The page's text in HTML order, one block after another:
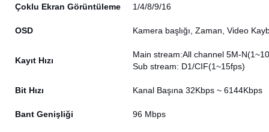
Çoklu Ekran Görüntüleme 1/4/8/9/16
OSD Kamera başlığı, Zaman, Video
Kayıt Hızı
Main stream:All channel 5M-
Sub stream: D1/CIF(1~15fps)
Bit Hızı Kanal Başına 32Kbps ~ 6144Kbps
Bant Genişliği 96 Mbps